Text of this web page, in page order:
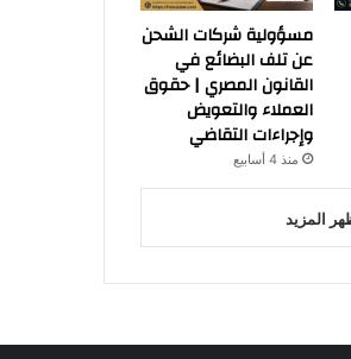
مسؤولية شركات الشحن
عن تلف البضائع في
القانون المصري | حقوق
العملاء والتعويض
وإجراءات التقاضي
منذ 4 أسابيع
المزيد